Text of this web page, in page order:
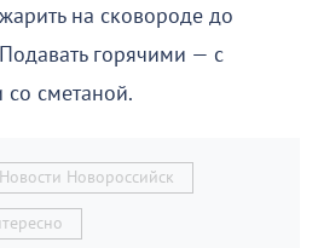
на сковороде до
горячими — с
сметаной.
Новости Новороссийск